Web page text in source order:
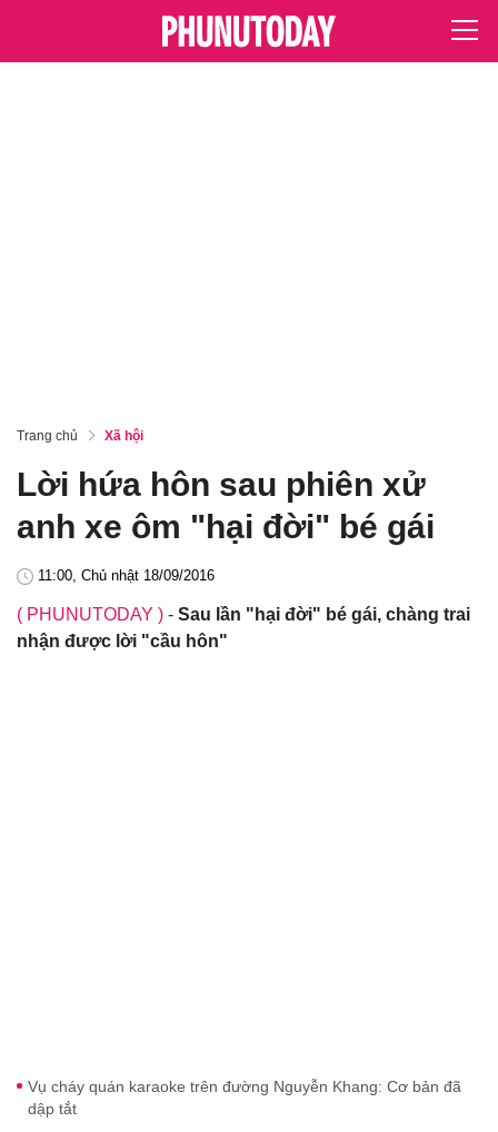
Trang chủ Xã hội
Lời hứa hôn sau phiên xử
anh xe ôm "hại đời" bé gái
11:00, Chủ nhật 18/09/2016
( PHUNUTODAY ) - Sau lần "hại đời" bé gái, chàng trai
nhận được lời "cầu hôn"
Vụ cháy quán karaoke trên đường Nguyễn Khang: Cơ bản đã
dập tắt